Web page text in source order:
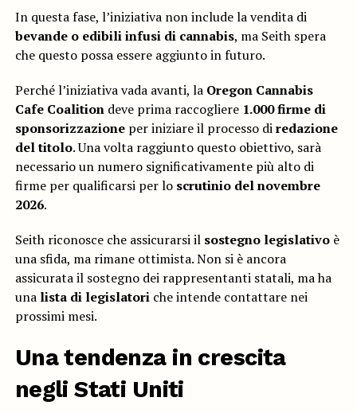
In questa fase, l’iniziativa non include la vendita di
bevande o edibili infusi di cannabis, ma Seith spera
che questo possa essere aggiunto in futuro.
Perché l’iniziativa vada avanti, la Oregon Cannabis
Cafe Coalitiondeve prima raccogliere 1.000 firme di
sponsorizzazioneper iniziare il processo diredazione
del titolo. Una volta raggiunto questo obiettivo, sarà
necessario un numero significativamente più alto di
firme per qualificarsi per lo scrutinio del novembre
2026.
Seith riconosce che assicurarsi il sostegno legislativoè
una sfida, ma rimane ottimista. Non si è ancora
assicurata il sostegno dei rappresentanti statali, ma ha
una lista di legislatoriche intende contattare nei
prossimi mesi.
Una tendenza in crescita
negli Stati Uniti